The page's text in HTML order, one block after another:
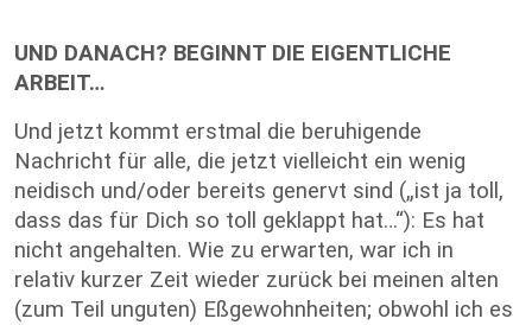
UND DANACH? BEGINNT DIE EIGENTLICHE
ARBEIT…
Und jetzt kommt erstmal die beruhigende
Nachricht für alle, die jetzt vielleicht ein wenig
neidisch und/oder bereits genervt sind („ist ja toll,
dass das für Dich so toll geklappt hat…“): Es hat
nicht angehalten. Wie zu erwarten, war ich in
relativ kurzer Zeit wieder zurück bei meinen alten
(zum Teil unguten) Eßgewohnheiten; obwohl ich es